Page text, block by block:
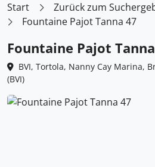
Start
Zurück zum
Fountaine Pajot Tanna 47
Fountaine Pajot
BVI, Tortola, Nanny Cay Marina,
(BVI)